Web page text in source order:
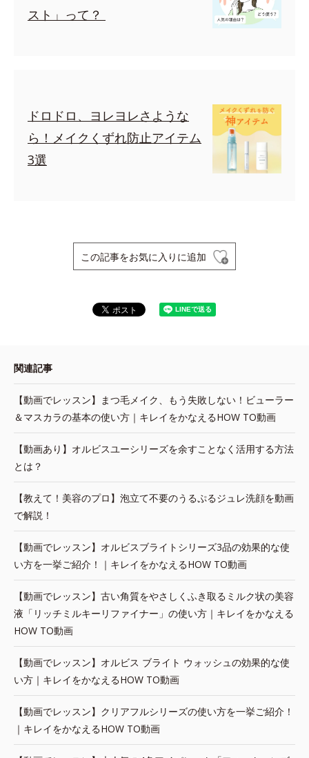
スト」って？
ドロドロ、ヨレヨレさような
ら！メイクくずれ防止アイテム
3選
この記事をお気に入りに追加
関連記事
【動画でレッスン】まつ毛メイク、もう失敗しない！ビューラー
＆マスカラの基本の使い方｜キレイをかなえるHOW TO動画
【動画あり】オルビスユーシリーズを余すことなく活用する方法
とは？
【教えて！美容のプロ】泡立て不要のうるぷるジュレ洗顔を動画
で解説！
【動画でレッスン】オルビスブライトシリーズ3品の効果的な使
い方を一挙ご紹介！｜キレイをかなえるHOW TO動画
【動画でレッスン】古い角質をやさしくふき取るミルク状の美容
液「リッチミルキーリファイナー」の使い方｜キレイをかなえる
HOW TO動画
【動画でレッスン】オルビス ブライト ウォッシュの効果的な使
い方｜キレイをかなえるHOW TO動画
【動画でレッスン】クリアフルシリーズの使い方を一挙ご紹介！
｜キレイをかなえるHOW TO動画